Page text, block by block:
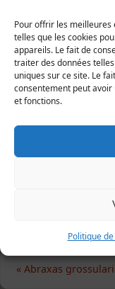
Pour offrir les meilleures
telles que les cookies
appareils. Le fait de
traiter des données
uniques sur ce site. Le
consentement peut
et fonctions.
Politique
Aspitates
Animalia |
Insecta
Répartition et
Europe : espèce
France : espèce
«Abraxas